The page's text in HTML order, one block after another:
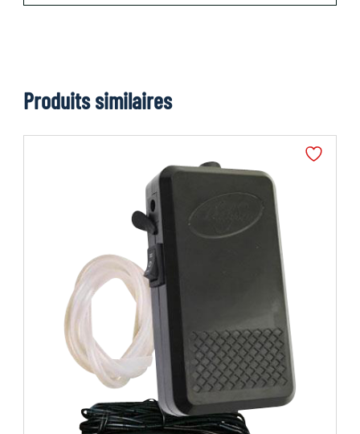
Produits similaires